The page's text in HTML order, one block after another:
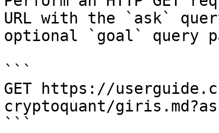
URL with the `ask`
optional `goal` query
```
GET https://
cryptoquant/
```